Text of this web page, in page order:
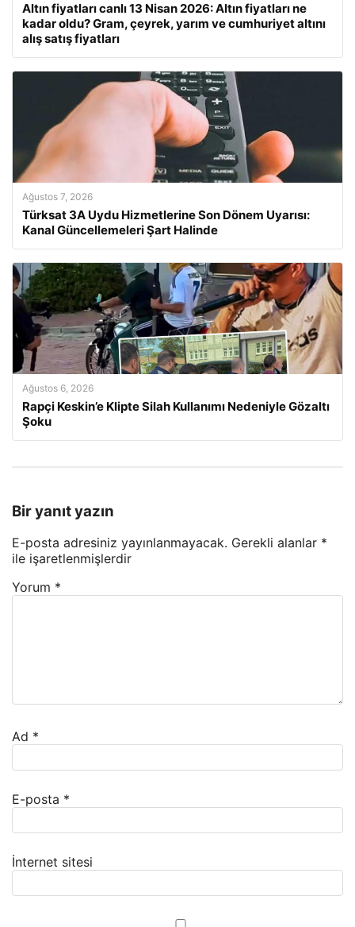
Altın fiyatları canlı 13 Nisan 2026: Altın fiyatları ne
kadar oldu? Gram, çeyrek, yarım ve cumhuriyet altını
alış satış fiyatları
Ağustos 7, 2026
Türksat 3A Uydu Hizmetlerine Son Dönem Uyarısı:
Kanal Güncellemeleri Şart Halinde
Ağustos 6, 2026
Rapçi Keskin’e Klipte Silah Kullanımı Nedeniyle Gözaltı
Şoku
Bir yanıt yazın
E-posta adresiniz yayınlanmayacak. Gerekli alanlar *
ile işaretlenmişlerdir
Yorum *
Ad *
E-posta *
İnternet sitesi